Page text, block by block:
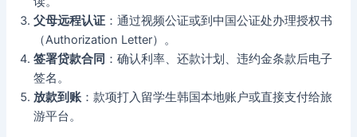
父母远程认证 ：通过视频公证或到中国公证处办理授权书
（Authorization Letter）。
签署贷款合同 ：确认利率、还款计划、违约金条款后电子
签名。
放款到账 ：款项打入留学生韩国本地账户或直接支付给旅
游平台。